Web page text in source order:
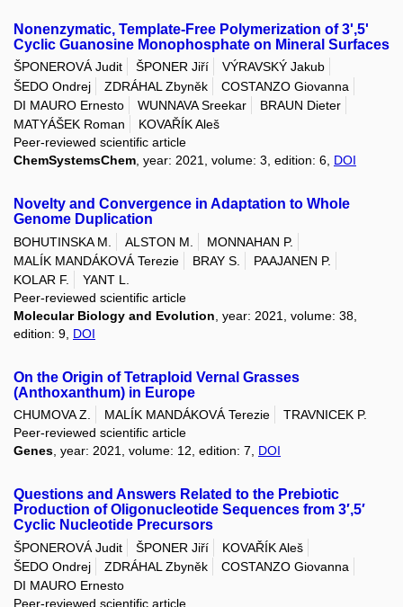
Nonenzymatic, Template-Free Polymerization of 3',5'
Cyclic Guanosine Monophosphate on Mineral Surfaces
ŠPONEROVÁ Judit ŠPONER Jiří
VÝRAVSKÝ Jakub
ŠEDO Ondrej
ZDRÁHAL Zbyněk
COSTANZO Giovanna
DI MAURO Ernesto
WUNNAVA Sreekar
BRAUN Dieter
MATYÁŠEK Roman
KOVAŘÍK Aleš
Peer-reviewed scientific article
ChemSystemsChem, year: 2021, volume: 3, edition: 6, DOI
Novelty and Convergence in Adaptation to Whole
Genome Duplication
BOHUTINSKA M. ALSTON M.
MONNAHAN P.
MALÍK MANDÁKOVÁ Terezie
BRAY S.
PAAJANEN P.
KOLAR F.
YANT L.
Peer-reviewed scientific article
Molecular Biology and Evolution , year: 2021, volume: 38,
edition: 9, DOI
On the Origin of Tetraploid Vernal Grasses
(Anthoxanthum) in Europe
CHUMOVA Z. MALÍK MANDÁKOVÁ Terezie
TRAVNICEK P.
Peer-reviewed scientific article
Genes, year: 2021, volume: 12, edition: 7, DOI
Questions and Answers Related to the Prebiotic
Production of Oligonucleotide Sequences from 3′,5′
Cyclic Nucleotide Precursors
ŠPONEROVÁ Judit ŠPONER Jiří
KOVAŘÍK Aleš
ŠEDO Ondrej
ZDRÁHAL Zbyněk
COSTANZO Giovanna
DI MAURO Ernesto
Peer-reviewed scientific article